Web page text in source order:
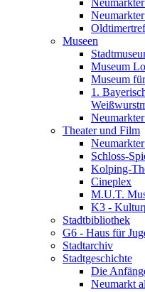
Museen
Museum
Museum
1.
Theater und Film
Schloss-
Kolping-
Cineplex
M.U.T.
K3 -
Stadtbibliothek
G6 - Haus für
Stadtarchiv
Stadtgeschichte
Die
Neumarkt